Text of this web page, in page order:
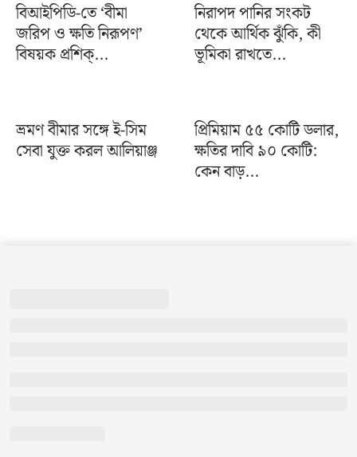
বিআইপিডি-তে ‘বীমা
জরিপ ও ক্ষতি নিরূপণ’
বিষয়ক প্রশিক্...
নিরাপদ পানির সংকট
থেকে আর্থিক ঝুঁকি, কী
ভূমিকা রাখতে...
ভ্রমণ বীমার সঙ্গে ই-সিম
সেবা যুক্ত করল আলিয়াঞ্জ
প্রিমিয়াম ৫৫ কোটি ডলার,
ক্ষতির দাবি ৯০ কোটি:
কেন বাড়...